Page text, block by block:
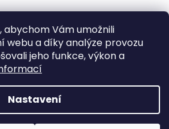
abychom Vám umožnili
webu a díky analýze provozu
jeho funkce, výkon a
Nastavení
Vytvořil Shoptet
Kapří kuličky. Všechna práva